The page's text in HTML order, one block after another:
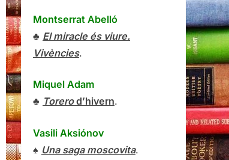
Montserrat Abelló
♣ El miracle és viure.
Vivències.
Miquel Adam
♣ Torerod’hivern.
Vasili Aksiónov
♠ Una saga moscovita.